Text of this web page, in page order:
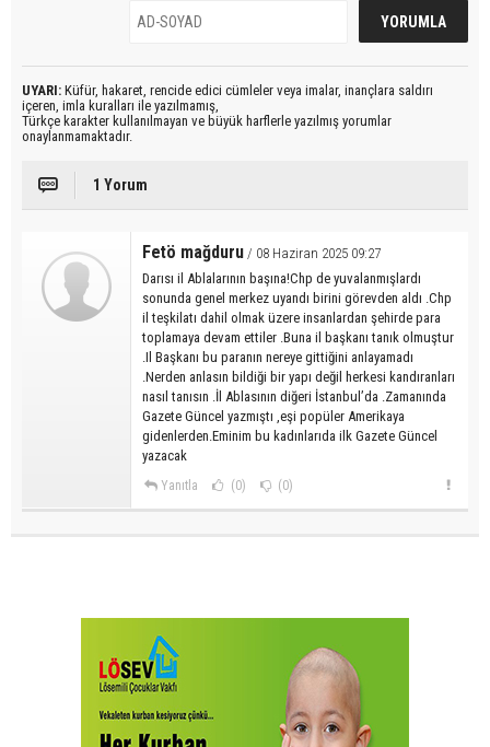
UYARI: Küfür, hakaret, rencide edici cümleler veya imalar, inançlara saldırı
içeren, imla kuralları ile yazılmamış,
Türkçe karakter kullanılmayan ve büyük harflerle yazılmış yorumlar
onaylanmamaktadır.
1 Yorum
Fetö mağduru / 08 Haziran 2025 09:27
Darısı il Ablalarının başına!Chp de yuvalanmışlardı
sonunda genel merkez uyandı birini görevden aldı .Chp
il teşkilatı dahil olmak üzere insanlardan şehirde para
toplamaya devam ettiler .Buna il başkanı tanık olmuştur
.Il Başkanı bu paranın nereye gittiğini anlayamadı
.Nerden anlasın bildiği bir yapı değil herkesi kandıranları
nasıl tanısın .İl Ablasının diğeri İstanbul’da .Zamanında
Gazete Güncel yazmıştı ,eşi popüler Amerikaya
gidenlerden.Eminim bu kadınlarıda ilk Gazete Güncel
yazacak
Yanıtla (0) (0)